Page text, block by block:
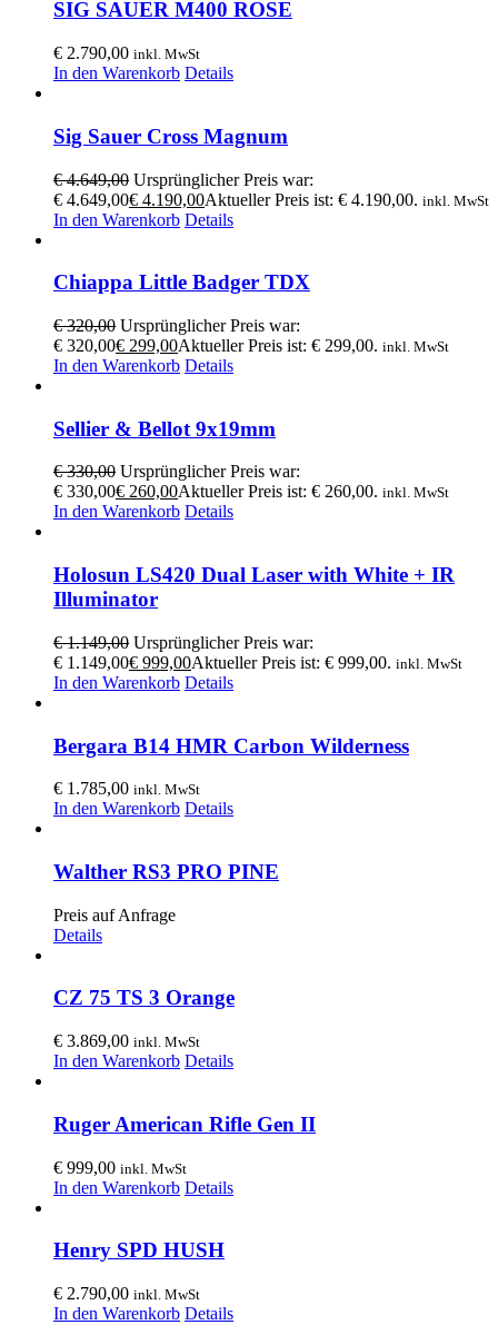
SIG SAUER M400 ROSE
€ 2.790,00 inkl. MwSt
In den Warenkorb Details
Sig Sauer Cross Magnum
€4.649,00 Ursprünglicher Preis war:
€ 4.649,00€ 4.190,00Aktueller Preis ist: € 4.190,00. inkl. MwSt
In den Warenkorb Details
Chiappa Little Badger TDX
€320,00 Ursprünglicher Preis war:
€ 320,00€ 299,00Aktueller Preis ist: € 299,00. inkl. MwSt
In den Warenkorb Details
Sellier & Bellot 9x19mm
€330,00 Ursprünglicher Preis war:
€ 330,00€ 260,00Aktueller Preis ist: € 260,00. inkl. MwSt
In den Warenkorb Details
Holosun LS420 Dual Laser with White + IR
Illuminator
€1.149,00 Ursprünglicher Preis war:
€ 1.149,00€ 999,00Aktueller Preis ist: € 999,00. inkl. MwSt
In den Warenkorb Details
Bergara B14 HMR Carbon Wilderness
€ 1.785,00 inkl. MwSt
In den Warenkorb Details
Walther RS3 PRO PINE
Preis auf Anfrage
Details
CZ 75 TS 3 Orange
€ 3.869,00 inkl. MwSt
In den Warenkorb Details
Ruger American Rifle Gen II
€ 999,00 inkl. MwSt
In den Warenkorb Details
Henry SPD HUSH
€ 2.790,00 inkl. MwSt
In den Warenkorb Details